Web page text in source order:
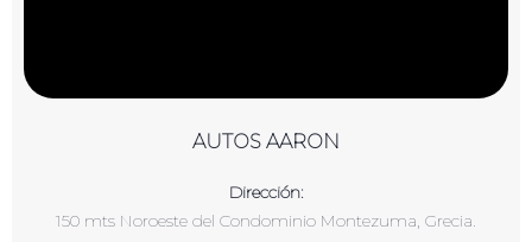
AUTOS AARON
Dirección:
150 mts Noroeste del Condominio Montezuma, Grecia.